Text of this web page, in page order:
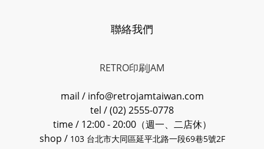
聯絡我們
RETRO印刷JAM
mail / info@retrojamtaiwan.com
tel / (02) 2555-0778
time / 12:00 - 20:00（週一、二店休）
shop / 103 台北市大同區延平北路一段69巷5號2F